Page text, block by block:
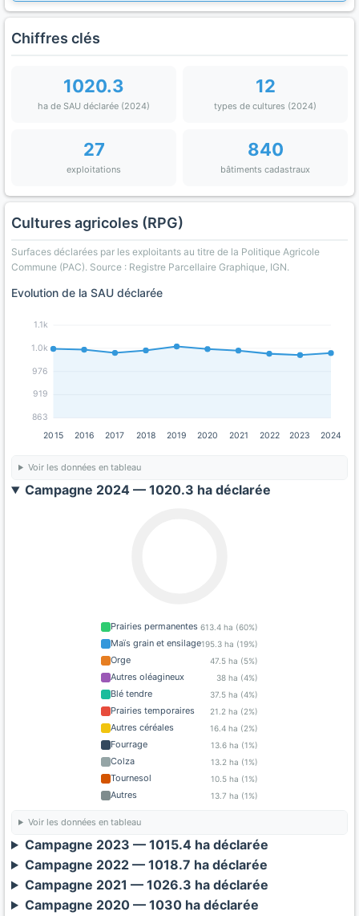
Chiffres clés
1020.3
ha de SAU déclarée (2024)
12
types de cultures (2024)
27
exploitations
840
bâtiments cadastraux
Cultures agricoles (RPG)
Surfaces déclarées par les exploitants au titre de la Politique Agricole
Commune (PAC). Source : Registre Parcellaire Graphique, IGN.
Evolution de la SAU déclarée
863
919
976
1.0k
1.1k
2015 2016 2017 2018 2019 2020 2021 2022 2023 2024
Voir les données en tableau
Campagne 2024 — 1020.3 ha déclarée
Prairies permanentes 613.4 ha (60%)
Maïs grain et ensilage195.3 ha (19%)
Orge 47.5 ha (5%)
Autres oléagineux 38 ha (4%)
Blé tendre 37.5 ha (4%)
Prairies temporaires 21.2 ha (2%)
Autres céréales 16.4 ha (2%)
Fourrage 13.6 ha (1%)
Colza 13.2 ha (1%)
Tournesol 10.5 ha (1%)
Autres 13.7 ha (1%)
Voir les données en tableau
Campagne 2023 — 1015.4 ha déclarée
Campagne 2022 — 1018.7 ha déclarée
Campagne 2021 — 1026.3 ha déclarée
Campagne 2020 — 1030 ha déclarée